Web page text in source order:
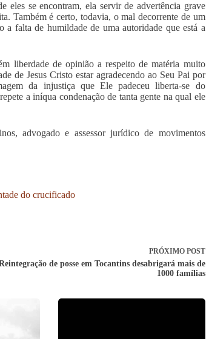
eles se encontram, ela servir de advertência grave
Também é certo, todavia, o mal decorrente de um
falta de humildade de uma autoridade que está a
liberdade de opinião a respeito de matéria muito
de Jesus Cristo estar agradecendo ao Seu Pai por
da injustiça que Ele padeceu liberta-se do
a iníqua condenação de tanta gente na qual ele
advogado e assessor jurídico de movimentos
do crucificado
PRÓXIMO POST
de posse em Tocantins desabrigará mais de
1000 famílias